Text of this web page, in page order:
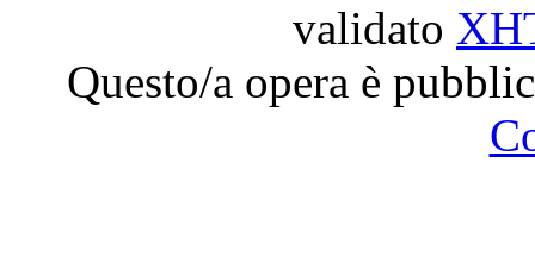
validato
Questo/a opera è